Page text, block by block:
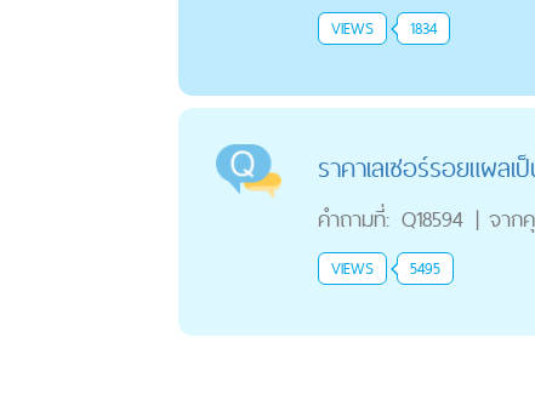
VIEWS 1834
ราคาเลเซอร์รอยแผลเ
คำถามที่: Q18594 | จา
VIEWS 5495